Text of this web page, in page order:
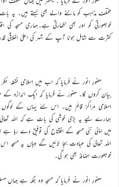
مختلف مذاہب کو ماننے والے بھی بستے ہیں۔
خوبصورتی کو اور بھی نکھارتی ہے۔ہماری مسجد
کثرت سے شامل ہونا آپ کے شہر کی اعلیٰ اخلاقی
حضورِ انور نے فرمایا کہ اب میں اسلامی
بیان کروں گا۔ حضور نے فرمایا کہ ایک اندازہ
اسلامی مراکز قائم ہیں۔ اس لئے یہاں کے
ہمارے لیے یہ بڑی خوشی کی بات ہے کہ اللہ
میں اپنی نئی مسجد کے افتتاح کی توفیق دے رہا
اللہ تعالیٰ کی عبادت بجا لائیں گے وہاں یہ مسجد
خوبصورت اضافہ بھی ہو گی۔
حضورِ انور نے فرمایا کہ مسجد وہ جگہ ہے جہاں